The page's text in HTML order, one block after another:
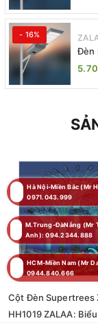
- 16%
Đèn
Cột Đèn Supertrees
HH1019 ZALAA:
HCM-Miền Nam (Mr
0944.840.666
Hà Nội-Miền Bắc (Mr
0971.043.999
M.Trung-ĐàNẵng (Mr
Anh): 094.2344.888